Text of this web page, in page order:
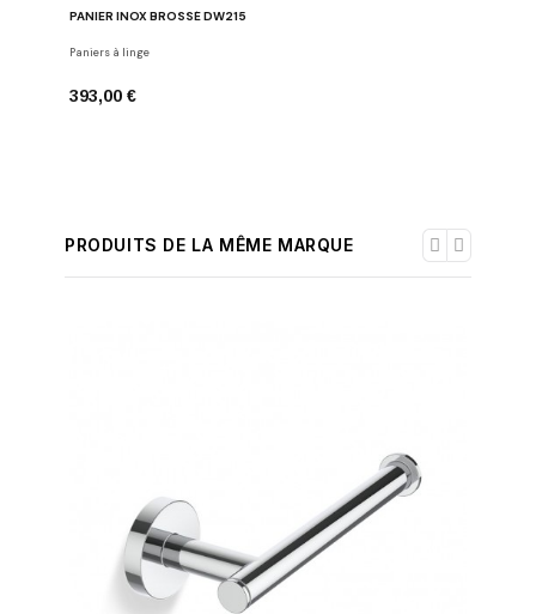
PANIER INOX BROSSÉ DW215
Paniers à linge
393,00 €
PRODUITS DE LA MÊME MARQUE